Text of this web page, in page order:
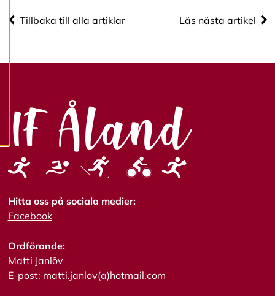
d
r
a
c
o
o
k
i
s
v
v
i
s
Tillbaka till alla artiklar Läs nästa artikel
Hitta oss på sociala medier:
Facebook
Ordförande:
Matti Janlöv
E-post: matti.janlov(a)hotmail.com